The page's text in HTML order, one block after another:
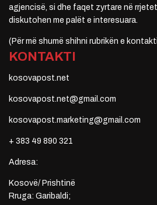
agjencisë, si dhe faqet zyrtare në
diskutohen me palët e interesuara.
(Për më shumë shihni rubrikën e
KONTAKTI
kosovapost.net
kosovapost.net@gmail.com
kosovapost.marketing@gmail.com
+ 383 49 890 321
Adresa:
Kosovë/ Prishtinë
Rruga: Garibaldi;